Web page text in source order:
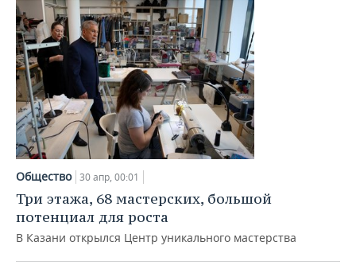
Общество 30 апр, 00:01
Три этажа, 68 мастерских, большой
потенциал для роста
В Казани открылся Центр уникального мастерства